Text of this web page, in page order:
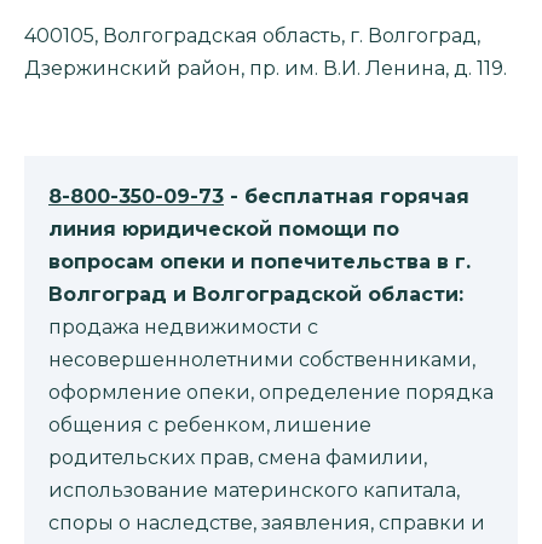
400105, Волгоградская область, г. Волгоград,
Дзержинский район, пр. им. В.И. Ленина, д. 119.
8-800-350-09-73 - бесплатная горячая
линия юридической помощи по
вопросам опеки и попечительства в г.
Волгоград и Волгоградской области:
продажа недвижимости с
несовершеннолетними собственниками,
оформление опеки, определение порядка
общения с ребенком, лишение
родительских прав, смена фамилии,
использование материнского капитала,
споры о наследстве, заявления, справки и